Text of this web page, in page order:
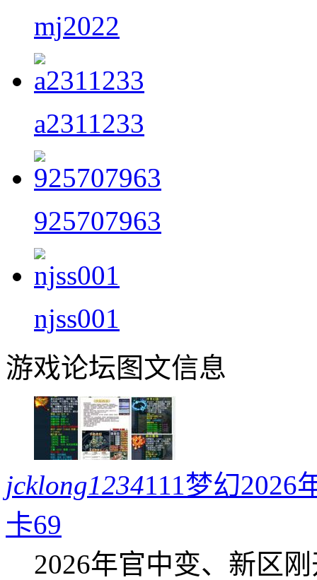
mj2022
a2311233
925707963
njss001
游戏论坛图文信息
jcklong1234111梦幻2026
卡69
2026年官中变、新区